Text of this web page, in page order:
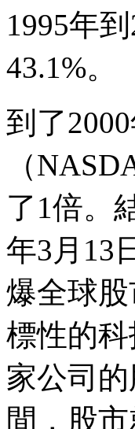
1995年
43.1%。
到了
（
了1倍。
年3月13
爆全球
標性的
家公司
間，股